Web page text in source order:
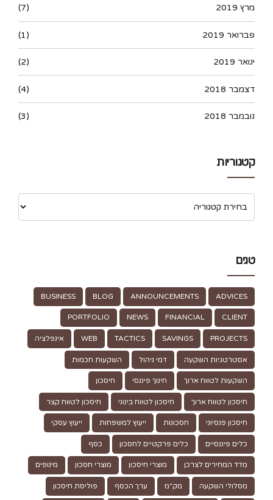
מרץ 2019 (7)
פברואר 2019 (1)
ינואר 2019 (2)
דצמבר 2018 (4)
נובמבר 2018 (3)
קטגוריות
טגים
ADVICES
ANNOUNCEMENTS
BLOG
BUSINESS
CLIENT
FINANCIAL
NEWS
PORTFOLIO
PROJECTS
SAVINGS
TACTICS
WEB אינפלציה
אסטרטגיות השקעה דמי ניהול השקעות חכמות
השקעות לטווח ארוך חינוך פיננסי חיסכון
חיסכון לטווח ארוך חיסכון לטווח בינוני חיסכון לטווח קצר
חיסכון פנסיוני חסכונות ייעוץ למשפחות ייעוץ עסקי
כלים פיננסיים כלים פרקטיים לחסכון כסף
מדד המחירים לצרכן מוצרי חיסכון מוצרי חסכון מינופים
מסלולי השקעה מק"מ ערך הכסף פוליסת חיסכון